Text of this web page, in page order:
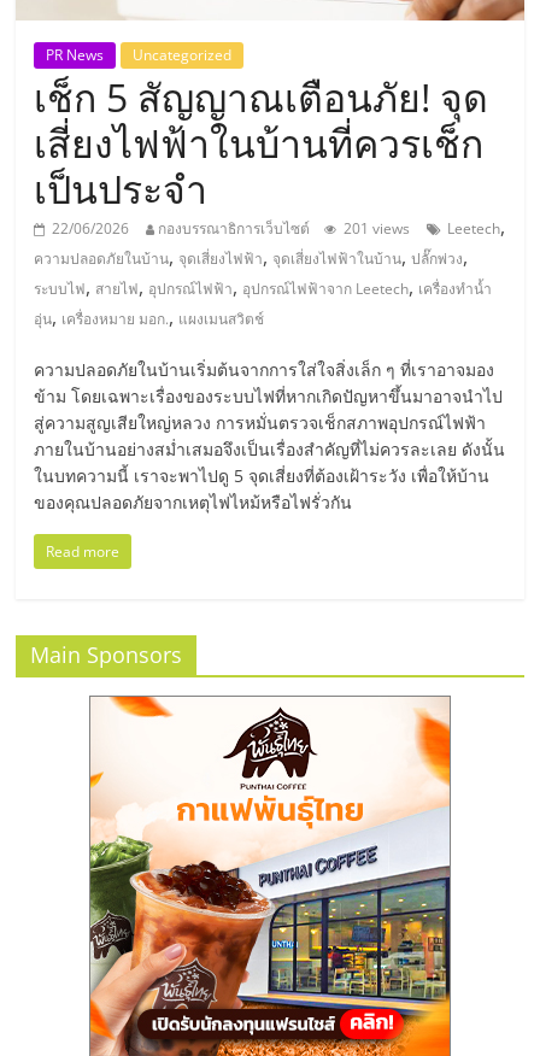
ธุรกิจ
เอ
ส
เอ็
มอี
ไทย,
SMEs,
แฟ
รน
ไชส์,
ปรึกษา
แฟ
ไชส์,
PR News Uncategorized
เช็ก 5 สัญญาณเตือนภัย! จุด
เสี่ยงไฟฟ้าในบ้านที่ควรเช็ก
เป็นประจำ
22/06/2026 กองบรรณาธิการเว็บไซต์ 201 views Leetech,
ความปลอดภัยในบ้าน, จุดเสี่ยงไฟฟ้า, จุดเสี่ยงไฟฟ้าในบ้าน,ปลั๊กพ่วง,
ระบบไฟ, สายไฟ, อุปกรณ์ไฟฟ้า, อุปกรณ์ไฟฟ้าจาก Leetech, เครื่องทำน้ำ
อุ่น, เครื่องหมาย มอก., แผงเมนสวิตช์
ความปลอดภัยในบ้านเริ่มต้นจากการใส่ใจสิ่งเล็ก ๆ ที่เราอาจมอง
ข้าม โดยเฉพาะเรื่องของระบบไฟที่หากเกิดปัญหาขึ้นมาอาจนำไป
สู่ความสูญเสียใหญ่หลวง การหมั่นตรวจเช็กสภาพอุปกรณ์ไฟฟ้า
ภายในบ้านอย่างสม่ำเสมอจึงเป็นเรื่องสำคัญที่ไม่ควรละเลย ดังนั้น
ในบทความนี้ เราจะพาไปดู 5 จุดเสี่ยงที่ต้องเฝ้าระวัง เพื่อให้บ้าน
ของคุณปลอดภัยจากเหตุไฟไหม้หรือไฟรั่วกัน
Read more
Main Sponsors